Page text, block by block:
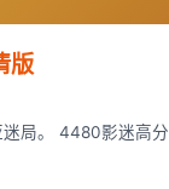
版
局。 4480影迷高分